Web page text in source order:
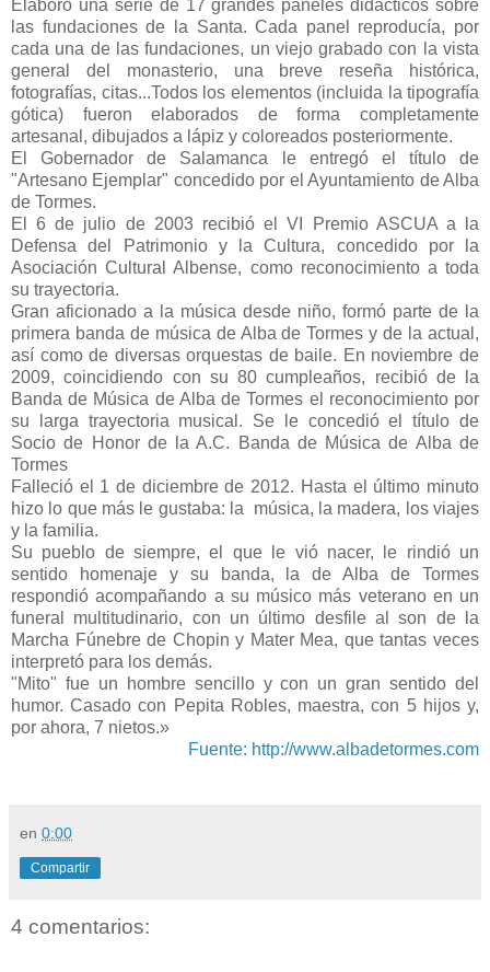
Elaboró una serie de 17 grandes paneles didácticos sobre
las fundaciones de la Santa. Cada panel reproducía, por
cada una de las fundaciones, un viejo grabado con la vista
general del monasterio, una breve reseña histórica,
fotografías, citas...Todos los elementos (incluida la tipografía
gótica) fueron elaborados de forma completamente
artesanal, dibujados a lápiz y coloreados posteriormente.
El Gobernador de Salamanca le entregó el título de
"Artesano Ejemplar" concedido por el Ayuntamiento de Alba
de Tormes.
El 6 de julio de 2003 recibió el VI Premio ASCUA a la
Defensa del Patrimonio y la Cultura, concedido por la
Asociación Cultural Albense, como reconocimiento a toda
su trayectoria.
Gran aficionado a la música desde niño, formó parte de la
primera banda de música de Alba de Tormes y de la actual,
así como de diversas orquestas de baile. En noviembre de
2009, coincidiendo con su 80 cumpleaños, recibió de la
Banda de Música de Alba de Tormes el reconocimiento por
su larga trayectoria musical. Se le concedió el título de
Socio de Honor de la A.C. Banda de Música de Alba de
Tormes
Falleció el 1 de diciembre de 2012. Hasta el último minuto
hizo lo que más le gustaba: la música, la madera, los viajes
y la familia.
Su pueblo de siempre, el que le vió nacer, le rindió un
sentido homenaje y su banda, la de Alba de Tormes
respondió acompañando a su músico más veterano en un
funeral multitudinario, con un último desfile al son de la
Marcha Fúnebre de Chopin y Mater Mea, que tantas veces
interpretó para los demás.
"Mito" fue un hombre sencillo y con un gran sentido del
humor. Casado con Pepita Robles, maestra, con 5 hijos y,
por ahora, 7 nietos.»
Fuente: http://www.albadetormes.com
en 0:00
Compartir
4 comentarios: